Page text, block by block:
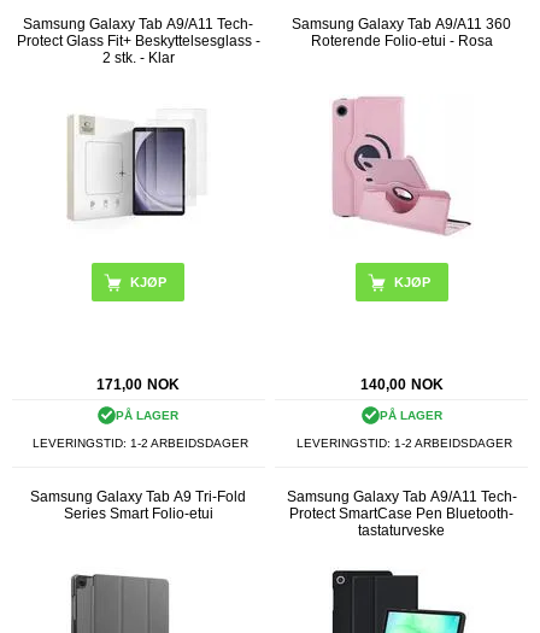
Samsung Galaxy Tab A9/A11 Tech-
Protect Glass Fit+ Beskyttelsesglass -
2 stk. - Klar
171,00 NOK
PÅ LAGER
LEVERINGSTID: 1-2 ARBEIDSDAGER
Samsung Galaxy Tab A9/A11 360
Roterende Folio-etui - Rosa
140,00 NOK
PÅ LAGER
LEVERINGSTID: 1-2 ARBEIDSDAGER
Samsung Galaxy Tab A9 Tri-Fold
Series Smart Folio-etui
Samsung Galaxy Tab A9/A11 Tech-
Protect SmartCase Pen Bluetooth-
tastaturveske